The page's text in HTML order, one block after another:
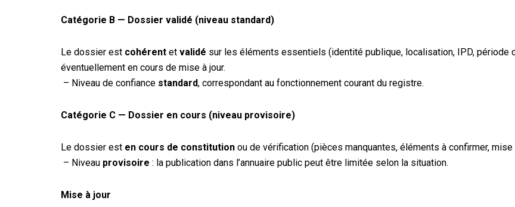
Catégorie B — Dossier validé (niveau standard)
Le dossier est cohérent et validé sur les éléments essentiels (identité publique, localisation, IPD,
éventuellement en cours de mise à jour.
– Niveau de confiance standard, correspondant au fonctionnement courant du registre.
Catégorie C — Dossier en cours (niveau provisoire)
Le dossier est en cours de constitution ou de vérification (pièces manquantes, éléments à confirmer,
– Niveau provisoire : la publication dans l’annuaire public peut être limitée selon la situation.
Mise à jour